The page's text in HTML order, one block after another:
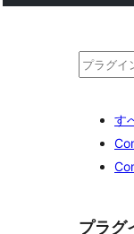
検
す
プラグ